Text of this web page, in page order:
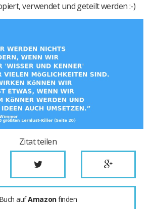
verwendet und geteilt werden :-)
Zitat teilen
Buch aufAmazonfinden